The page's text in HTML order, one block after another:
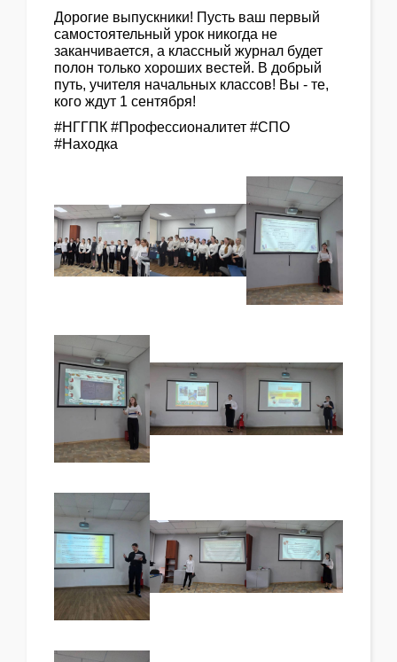
Дорогие выпускники! Пусть ваш первый
самостоятельный урок никогда не
заканчивается, а классный журнал будет
полон только хороших вестей. В добрый
путь, учителя начальных классов! Вы - те,
кого ждут 1 сентября!
#НГГПК #Профессионалитет #СПО
#Находка